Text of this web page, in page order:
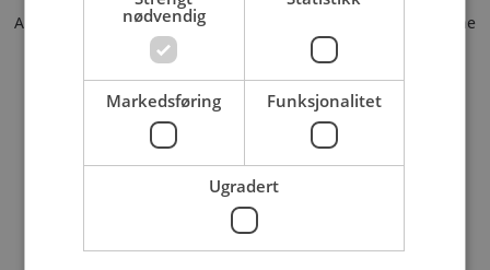
Application error: a client-side exception has occurred (see the
browser console for more information).
nødvendig
Markedsføring Funksjonalitet
Ugradert